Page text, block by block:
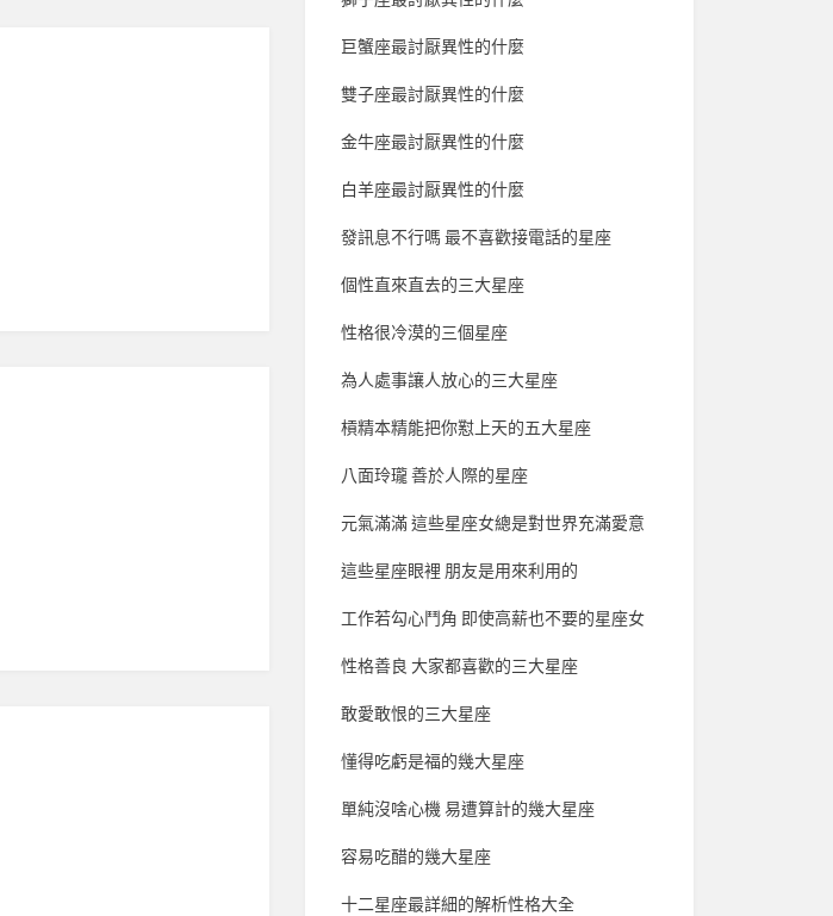
巨蟹座最討厭異性的什麼
雙子座最討厭異性的什麼
金牛座最討厭異性的什麼
白羊座最討厭異性的什麼
發訊息不行嗎 最不喜歡接電話的星座
個性直來直去的三大星座
性格很冷漠的三個星座
為人處事讓人放心的三大星座
槓精本精能把你懟上天的五大星座
八面玲瓏 善於人際的星座
元氣滿滿 這些星座女總是對世界充滿愛意
這些星座眼裡 朋友是用來利用的
工作若勾心鬥角 即使高薪也不要的星座女
性格善良 大家都喜歡的三大星座
敢愛敢恨的三大星座
懂得吃虧是福的幾大星座
單純沒啥心機 易遭算計的幾大星座
容易吃醋的幾大星座
十二星座最詳細的解析性格大全